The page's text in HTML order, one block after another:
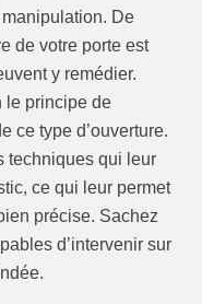
De
de votre porte est
y remédier.
le principe de
ce type d’ouverture.
techniques qui leur
ce qui leur permet
précise. Sachez
d’intervenir sur